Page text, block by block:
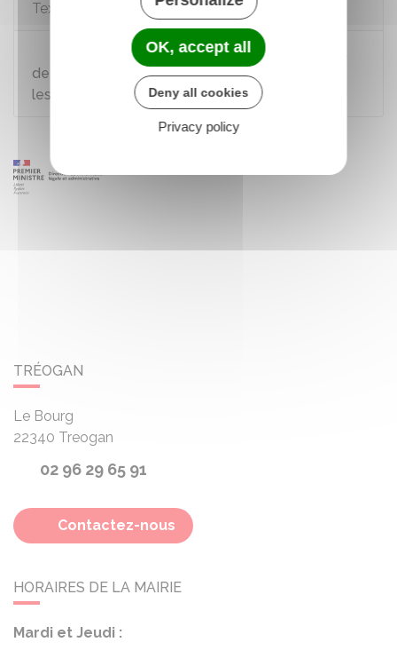
Textes de référence
Circulaire du 10 septembre 2010 sur le droit
de séjour des citoyens européens et suisses et
les membres de leur famille
TRÉOGAN
Le Bourg
22340 Treogan
02 96 29 65 91
Contactez-nous
HORAIRES DE LA MAIRIE
Mardi et Jeudi :
OK, accept all
Deny all cookies
Privacy policy